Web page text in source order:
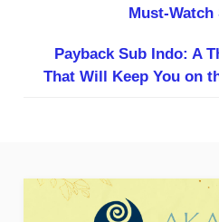
Must-Watch
Payback Sub Indo: A
That Will Keep You on